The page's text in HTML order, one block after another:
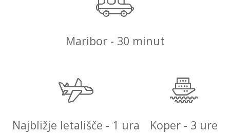
Maribor - 30 minut
Najbližje letališče - 1 ura Koper - 3 ure